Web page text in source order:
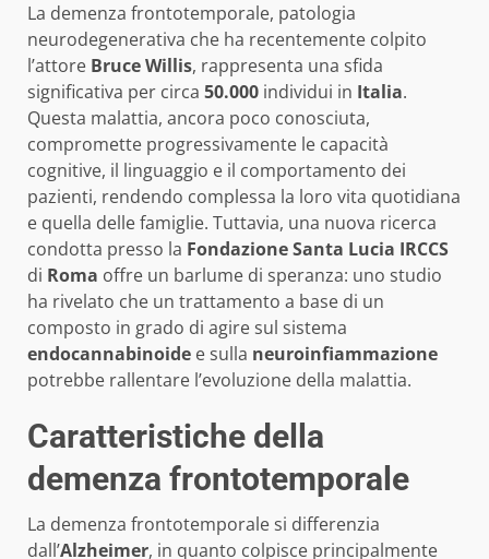
La demenza frontotemporale, patologia
neurodegenerativa che ha recentemente colpito
l’attore Bruce Willis, rappresenta una sfida
significativa per circa 50.000 individui in Italia.
Questa malattia, ancora poco conosciuta,
compromette progressivamente le capacità
cognitive, il linguaggio e il comportamento dei
pazienti, rendendo complessa la loro vita quotidiana
e quella delle famiglie. Tuttavia, una nuova ricerca
condotta presso la Fondazione Santa Lucia IRCCS
di Roma offre un barlume di speranza: uno studio
ha rivelato che un trattamento a base di un
composto in grado di agire sul sistema
endocannabinoide e sulla neuroinfiammazione
potrebbe rallentare l’evoluzione della malattia.
Caratteristiche della
demenza frontotemporale
La demenza frontotemporale si differenzia
dall’Alzheimer, in quanto colpisce principalmente